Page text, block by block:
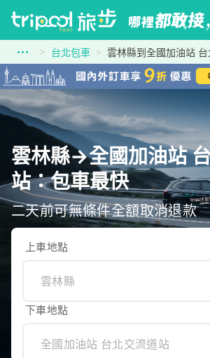
台北包車 雲林縣到全國加油站
雲林縣→全國加油站
站：包車最快
二天前可無條件全額取消退款
上車地點
下車地點